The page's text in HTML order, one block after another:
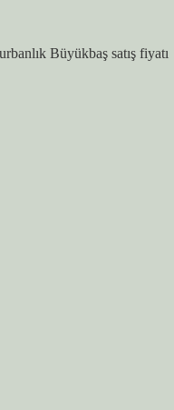
Büyükbaş satış fiyatı